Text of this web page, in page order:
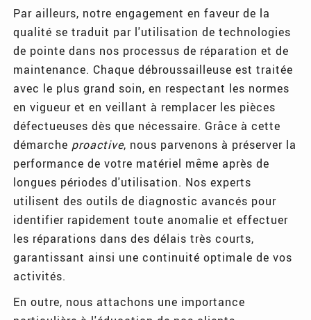
Par ailleurs, notre engagement en faveur de la
qualité se traduit par l'utilisation de technologies
de pointe dans nos processus de réparation et de
maintenance. Chaque débroussailleuse est traitée
avec le plus grand soin, en respectant les normes
en vigueur et en veillant à remplacer les pièces
défectueuses dès que nécessaire. Grâce à cette
démarche proactive, nous parvenons à préserver la
performance de votre matériel même après de
longues périodes d'utilisation. Nos experts
utilisent des outils de diagnostic avancés pour
identifier rapidement toute anomalie et effectuer
les réparations dans des délais très courts,
garantissant ainsi une continuité optimale de vos
activités.
En outre, nous attachons une importance